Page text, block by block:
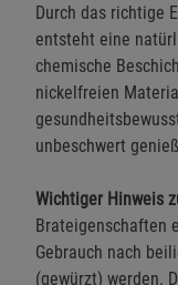
Durch das richtige
entsteht eine
chemische
nickelfreien
unbeschwert
Wichtiger Hinweis
Brateigenschaften
Gebrauch nach
(gewürzt) werden.